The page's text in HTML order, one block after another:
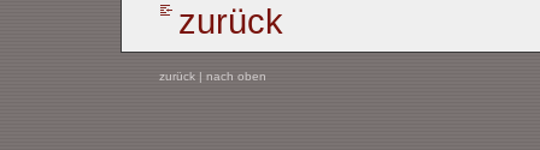
zurück
zurück| nach oben